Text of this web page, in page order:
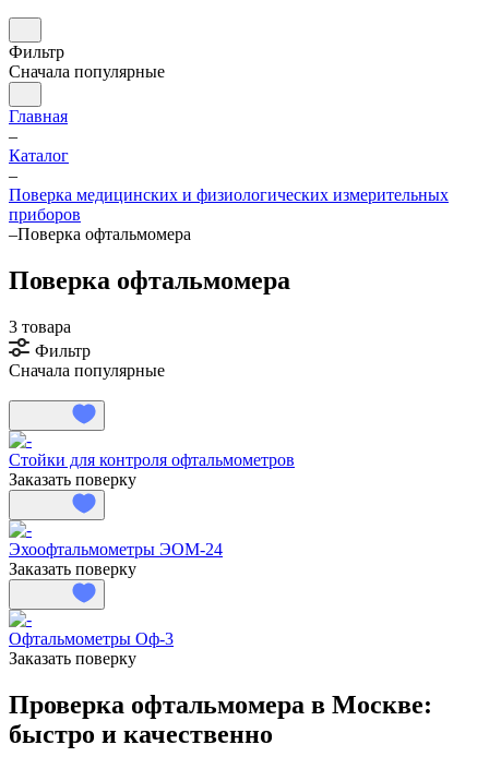
Фильтр
Сначала популярные
Главная
–
Каталог
–
Поверка медицинских и физиологических измерительных
приборов
–Поверка офтальмомера
Поверка офтальмомера
3 товара
Фильтр
Сначала популярные
Стойки для контроля офтальмометров
Заказать поверку
Эхоофтальмометры ЭОМ-24
Заказать поверку
Офтальмометры Оф-3
Заказать поверку
Проверка офтальмомера в Москве:
быстро и качественно